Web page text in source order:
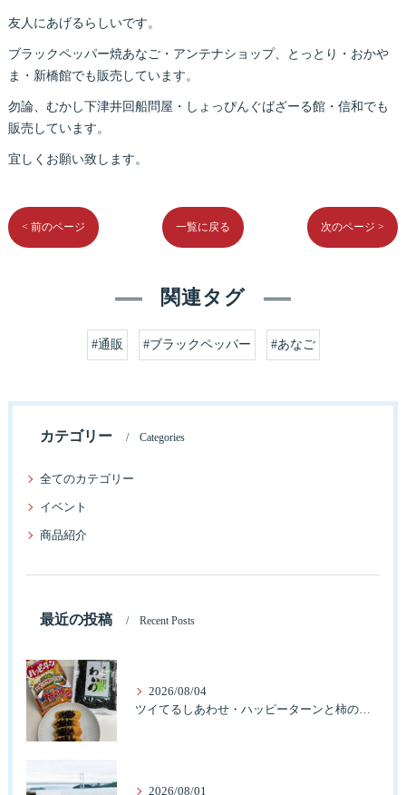
友人にあげるらしいです。
ブラックペッパー焼あなご・アンテナショップ、とっとり・おかや
ま・新橋館でも販売しています。
勿論、むかし下津井回船問屋・しょっぴんぐばざーる館・信和でも
販売しています。
宜しくお願い致します。
< 前のページ 一覧に戻る 次のページ >
関連タグ
#通販 #ブラックペッパー #あなご
カテゴリー Categories
全てのカテゴリー
イベント
商品紹介
最近の投稿 Recent Posts
2026/08/04
ツイてるしあわせ・ハッピーターンと柿の種とそふとわかめふりかけとタコふりかけ・ハッピーコラボレーション
2026/08/01